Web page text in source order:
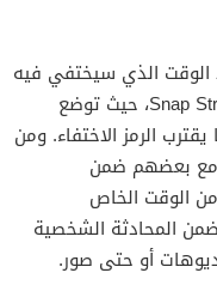
الذي سيختفي فيه
الستريك، وذلك من خلال مراقبة خط Snap Streak، حيث توضع
الرمز الاختفاء. ومن
مع بعضهم ضمن
الوقت الخاص
المحادثة الشخصية
أو حتى صور.